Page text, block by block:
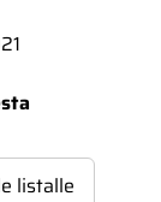
listalle